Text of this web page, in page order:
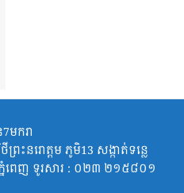
មករា
ះនរោត្តម ភូមិ13 សង្កាត់ទន្លេ
នំពេញ ទូរសារ : ០២៣ ២១៥៨០១